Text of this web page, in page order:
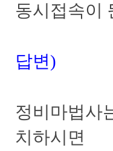
동시접속이
답변)
정비마법사
치하시면